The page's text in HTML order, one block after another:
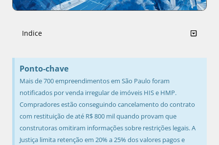
Indice
Ponto-chave
Mais de 700 empreendimentos em São Paulo foram
notificados por venda irregular de imóveis HIS e HMP.
Compradores estão conseguindo cancelamento do contrato
com restituição de até R$ 800 mil quando provam que
construtoras omitiram informações sobre restrições legais. A
Justiça limita retenção em 20% a 25% dos valores pagos e